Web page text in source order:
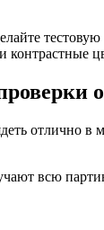
контрастные
отлично в
всю